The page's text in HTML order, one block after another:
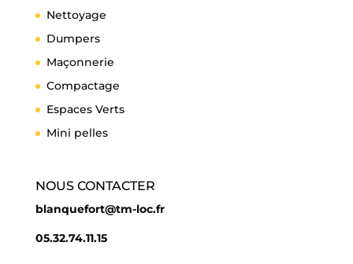
Nettoyage
Dumpers
Maçonnerie
Compactage
Espaces Verts
Mini pelles
NOUS CONTACTER
blanquefort@tm-loc.fr
05.32.74.11.15